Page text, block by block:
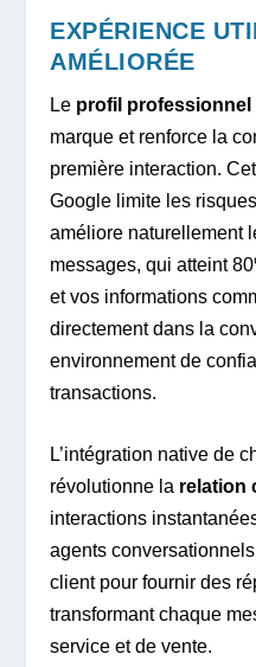
EXPÉRIENCE
AMÉLIORÉE
Le profil professionnel
marque et renforce la
première interaction.
Google limite les
améliore naturellement
messages, qui atteint
et vos informations
directement dans la
environnement de
transactions.
L’intégration native de
révolutionne la relation
interactions
agents
client pour fournir des
transformant chaque
service et de vente.